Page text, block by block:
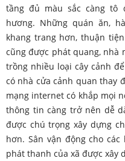
tầng đủ màu sắc càng tô
hương. Những quán ăn,
khang trang hơn, thuận
cũng được phát quang, nhà
trồng nhiều loại cây cảnh
có nhà cửa cảnh quan thay
mạng internet có khắp mọi
thông tin càng trở nên dễ
được chú trọng xây dựng
hơn. Sân vận động cho
phát thanh của xã được xây